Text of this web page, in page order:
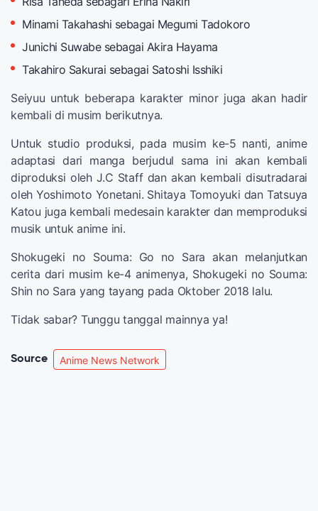
Minami Takahashi sebagai Megumi Tadokoro
Junichi Suwabe sebagai Akira Hayama
Takahiro Sakurai sebagai Satoshi Isshiki
Seiyuu untuk beberapa karakter minor juga akan hadir
kembali di musim berikutnya.
Untuk studio produksi, pada musim ke-5 nanti, anime
adaptasi dari manga berjudul sama ini akan kembali
diproduksi oleh J.C Staff dan akan kembali disutradarai
oleh Yoshimoto Yonetani. Shitaya Tomoyuki dan Tatsuya
Katou juga kembali medesain karakter dan memproduksi
musik untuk anime ini.
Shokugeki no Souma: Go no Sara akan melanjutkan
cerita dari musim ke-4 animenya, Shokugeki no Souma:
Shin no Sara yang tayang pada Oktober 2018 lalu.
Tidak sabar? Tunggu tanggal mainnya ya!
Source Anime News Network